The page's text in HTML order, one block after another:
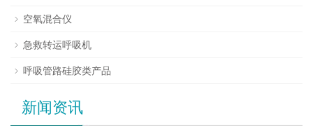
空氧混合仪
急救转运呼吸机
呼吸管路硅胶类产品
新闻资讯